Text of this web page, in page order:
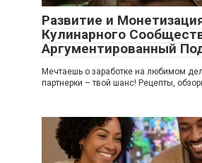
Развитие и
Кулинарного
Аргументированный
Мечтаешь о заработке на любимом
партнерки – твой шанс! Рецепты,